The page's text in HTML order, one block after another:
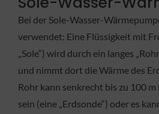
Bei der Sole-Wasser-
verwendet: Eine Flüssigkeit mit
„Sole“) wird durch ein langes
und nimmt dort die Wärme des
Rohr kann senkrecht bis zu 100
sein (eine „Erdsonde“) oder es